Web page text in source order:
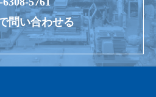
問い合わせる